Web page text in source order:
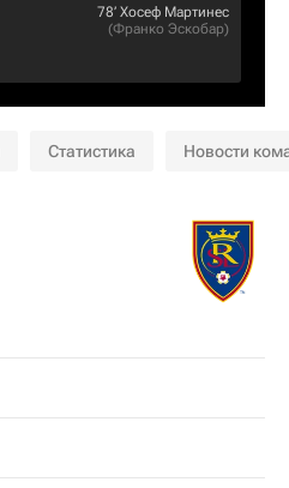
78‎’‎ Хосеф Мартинес
(Франко Эскобар)
Статистика Новости